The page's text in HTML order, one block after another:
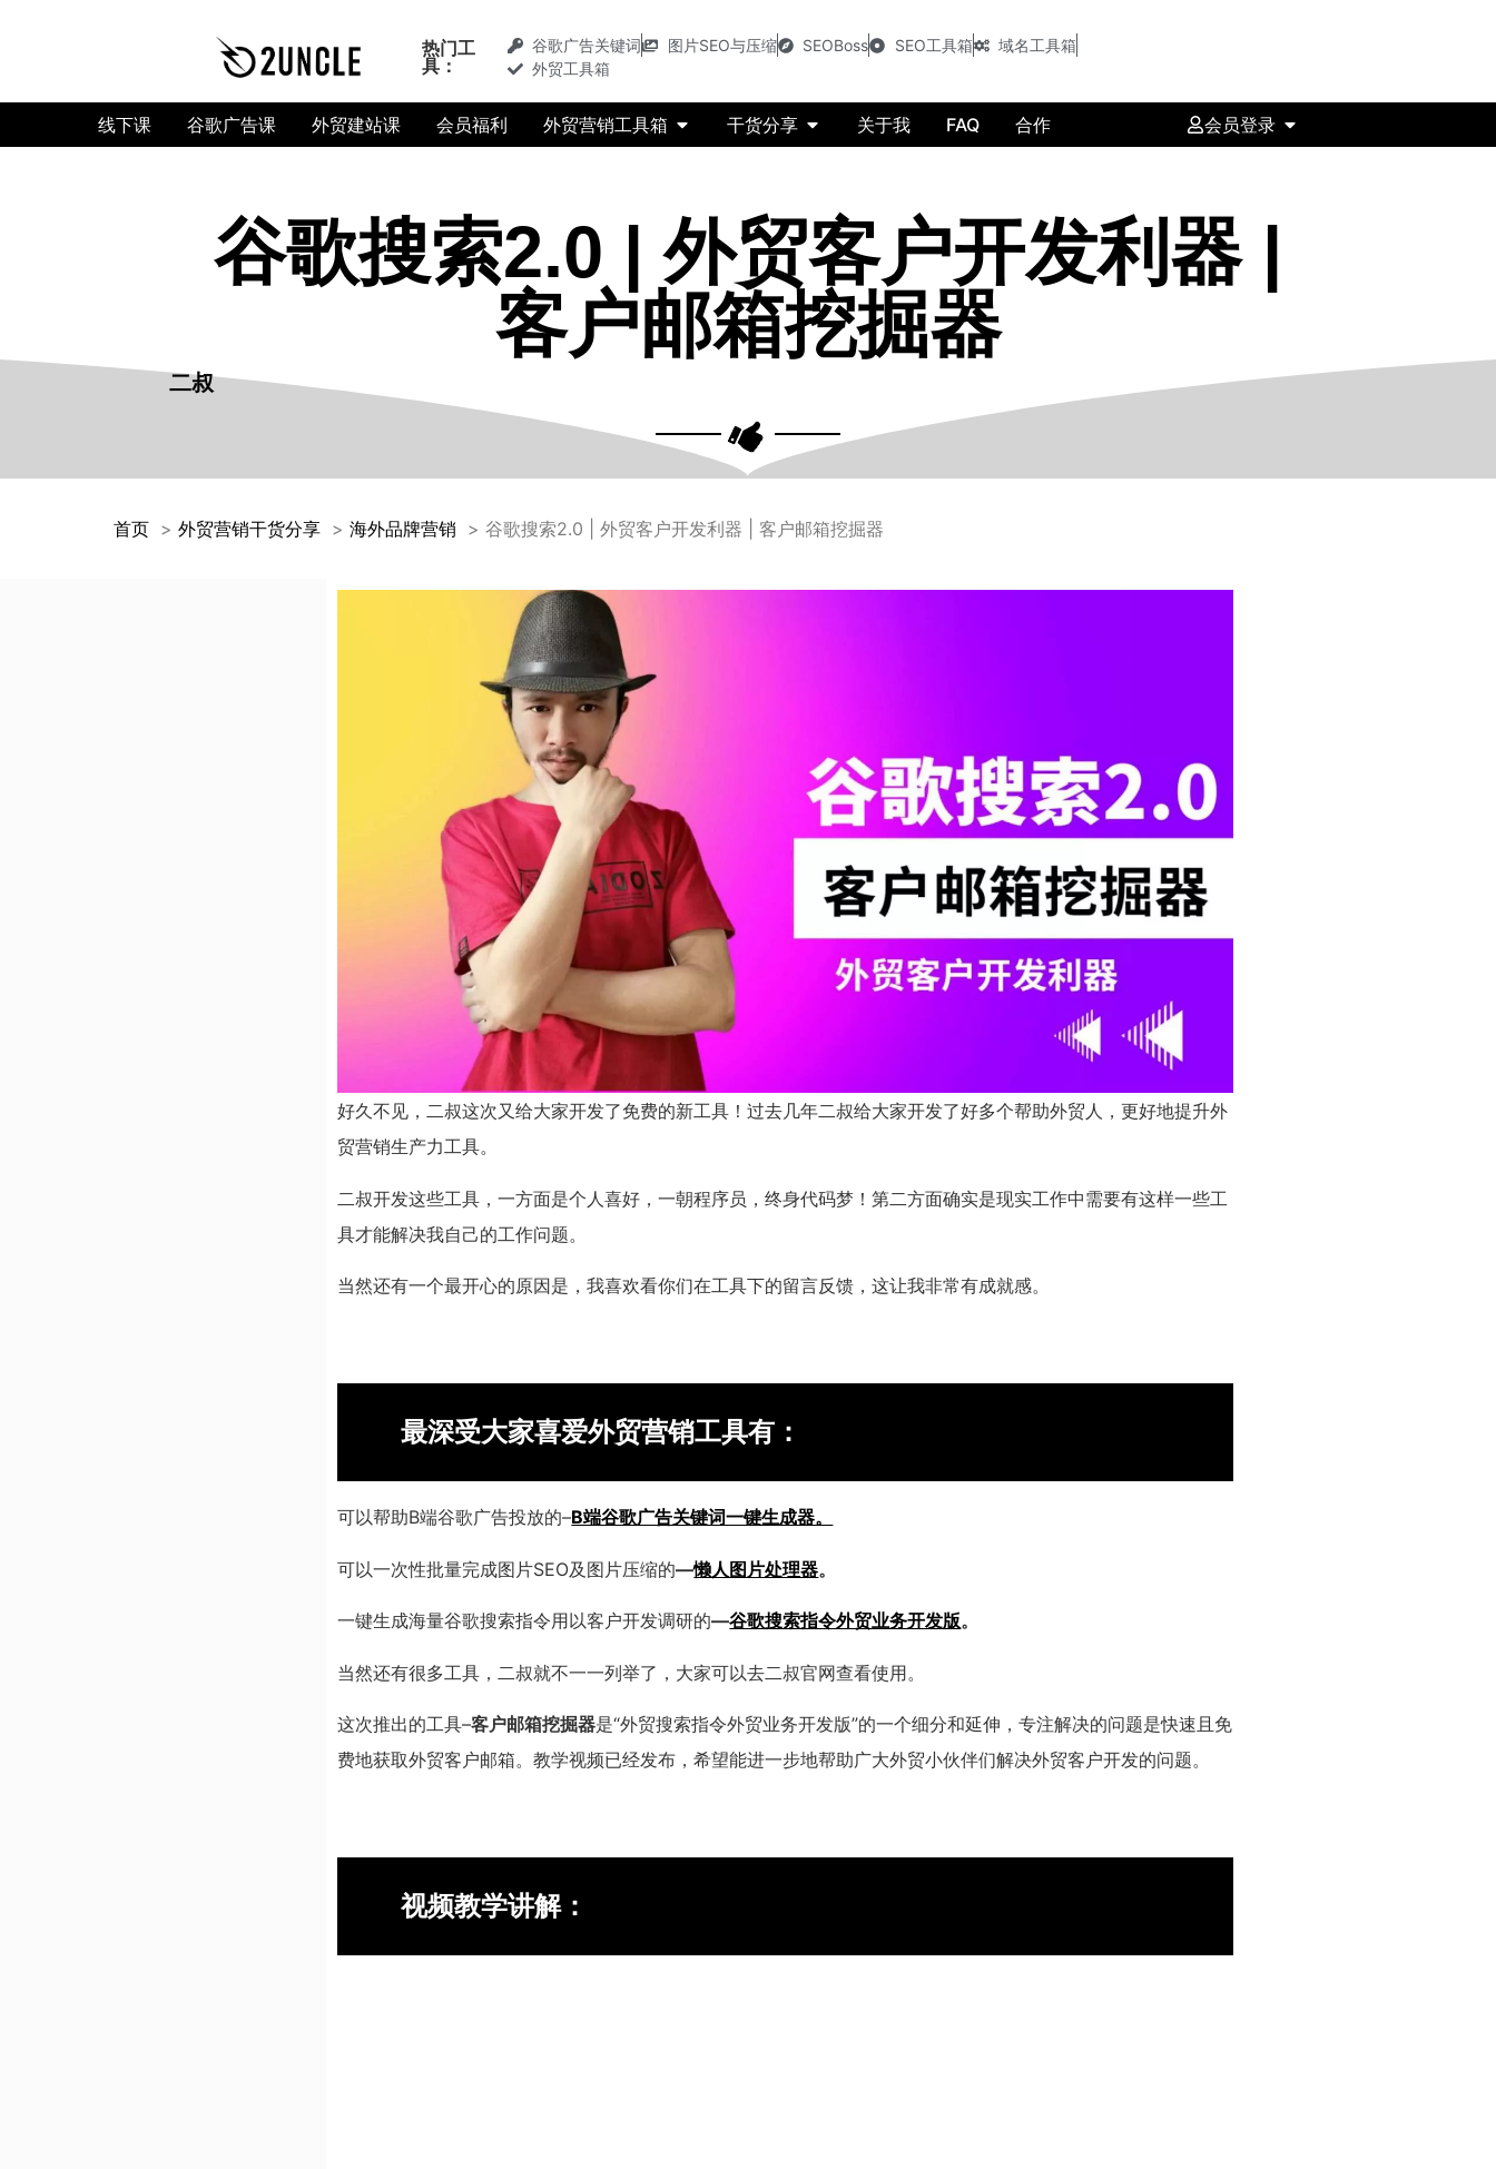
热门工
具：
谷歌广告关键词 图片SEO与压缩 SEOBoss SEO工具箱
域名工具箱
外贸工具箱
线下课 谷歌广告课 外贸建站课 会员福利 外贸营销工具箱 干货分享 关于我 FAQ 合作 会员登录
谷歌搜索2.0 | 外贸客户开发利器 |
客户邮箱挖掘器
二叔
首页 外贸营销干货分享 海外品牌营销 谷歌搜索2.0 | 外贸客户开发利器 | 客户邮箱挖掘器
好久不见，二叔这次又给大家开发了免费的新工具！过去几年二叔给大家开发了好多个帮助外贸人，更好地提升外
贸营销生产力工具。
二叔开发这些工具，一方面是个人喜好，一朝程序员，终身代码梦！第二方面确实是现实工作中需要有这样一些工
具才能解决我自己的工作问题。
当然还有一个最开心的原因是，我喜欢看你们在工具下的留言反馈，这让我非常有成就感。
最深受大家喜爱外贸营销工具有：
可以帮助B端谷歌广告投放的–B端谷歌广告关键词一键生成器。
可以一次性批量完成图片SEO及图片压缩的—懒人图片处理器。
一键生成海量谷歌搜索指令用以客户开发调研的—谷歌搜索指令外贸业务开发版。
当然还有很多工具，二叔就不一一列举了，大家可以去二叔官网查看使用。
这次推出的工具–客户邮箱挖掘器是“外贸搜索指令外贸业务开发版”的一个细分和延伸，专注解决的问题是快速且免
费地获取外贸客户邮箱。教学视频已经发布，希望能进一步地帮助广大外贸小伙伴们解决外贸客户开发的问题。
视频教学讲解：